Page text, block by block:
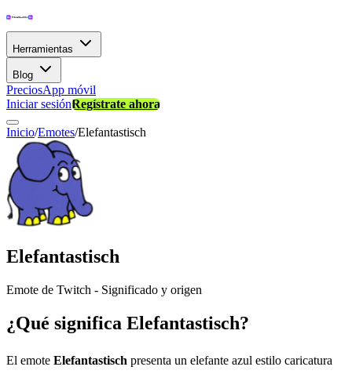
Herramientas
Blog
PreciosApp móvil
Iniciar sesiónRegístrate ahora
Inicio/Emotes/Elefantastisch
Elefantastisch
Emote de Twitch - Significado y origen
¿Qué significa Elefantastisch?
El emote Elefantastisch presenta un elefante azul estilo caricatura